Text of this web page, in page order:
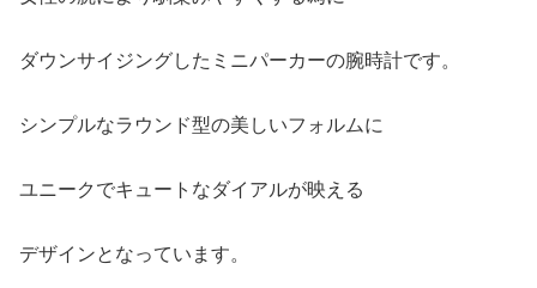
ダウンサイジングしたミニパーカーの腕時計です。
シンプルなラウンド型の美しいフォルムに
ユニークでキュートなダイアルが映える
デザインとなっています。